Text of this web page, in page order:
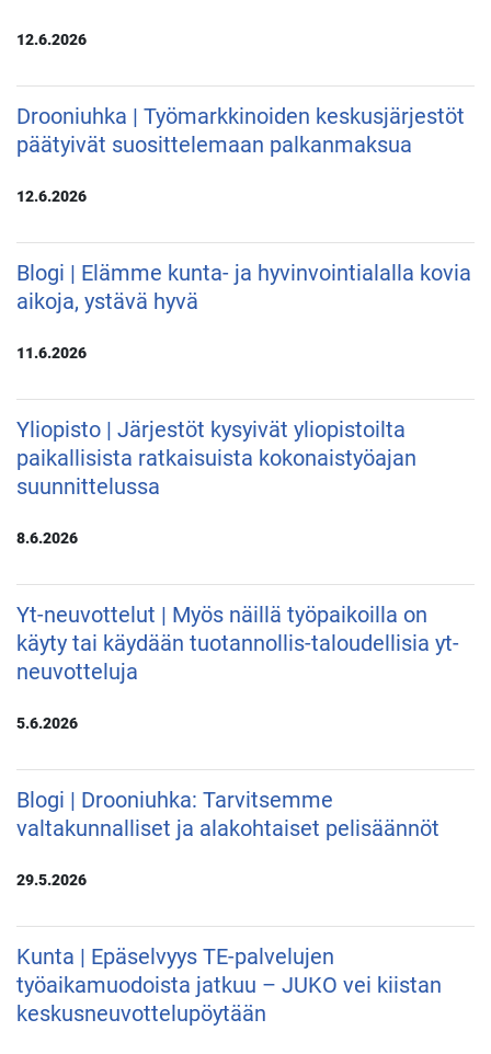
12.6.2026
Drooniuhka | Työmarkkinoiden keskusjärjestöt
päätyivät suosittelemaan palkanmaksua
12.6.2026
Blogi | Elämme kunta- ja hyvinvointialalla kovia
aikoja, ystävä hyvä
11.6.2026
Yliopisto | Järjestöt kysyivät yliopistoilta
paikallisista ratkaisuista kokonaistyöajan
suunnittelussa
8.6.2026
Yt-neuvottelut | Myös näillä työpaikoilla on
käyty tai käydään tuotannollis-taloudellisia yt-
neuvotteluja
5.6.2026
Blogi | Drooniuhka: Tarvitsemme
valtakunnalliset ja alakohtaiset pelisäännöt
29.5.2026
Kunta | Epäselvyys TE-palvelujen
työaikamuodoista jatkuu – JUKO vei kiistan
keskusneuvottelupöytään